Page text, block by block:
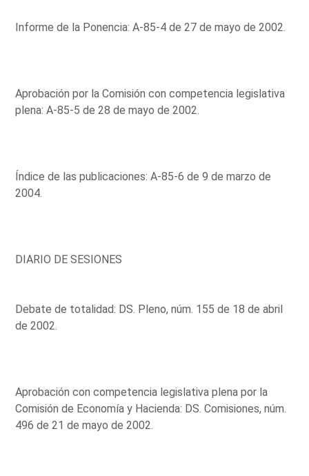
Informe de la Ponencia: A-85-4 de 27 de mayo de 2002.
Aprobación por la Comisión con competencia legislativa
plena: A-85-5 de 28 de mayo de 2002.
Índice de las publicaciones: A-85-6 de 9 de marzo de
2004.
DIARIO DE SESIONES
Debate de totalidad: DS. Pleno, núm. 155 de 18 de abril
de 2002.
Aprobación con competencia legislativa plena por la
Comisión de Economía y Hacienda: DS. Comisiones, núm.
496 de 21 de mayo de 2002.